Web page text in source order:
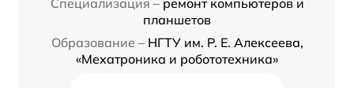
Специализация – ремонт компьютеров и
планшетов
Образование – НГТУ им. Р. Е. Алексеева,
«Мехатроника и робототехника»